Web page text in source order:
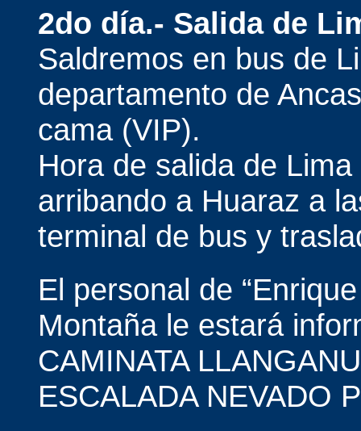
2do día.- Salida de
Saldremos en bus de
departamento de
cama (VIP).
Hora de salida de
arribando a Huaraz a
terminal de bus y
El personal de
Montaña le estará
CAMINATA
ESCALADA NEVADO